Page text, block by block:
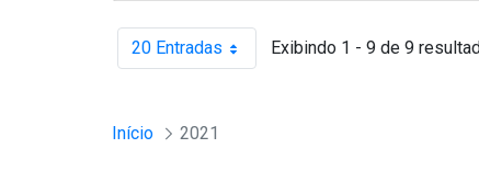
20 EntradasPor página Exibindo 1 - 9 de 9
Início 2021